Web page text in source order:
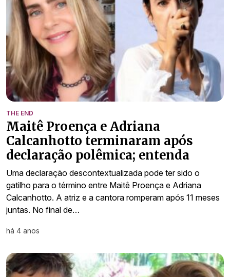
THE END
Maitê Proença e Adriana
Calcanhotto terminaram após
declaração polêmica; entenda
Uma declaração descontextualizada pode ter sido o
gatilho para o término entre Maitê Proença e Adriana
Calcanhotto. A atriz e a cantora romperam após 11 meses
juntas. No final de…
há 4 anos